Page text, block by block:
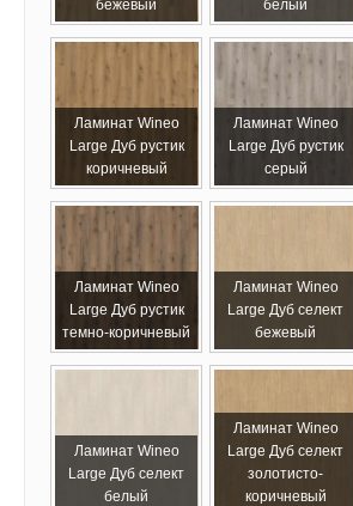
бежевый
белый
Ламинат Wineo
Large Дуб рустик
коричневый
Ламинат Wineo
Large Дуб рустик
серый
Ламинат Wineo
Large Дуб рустик
темно-коричневый
Ламинат Wineo
Large Дуб селект
бежевый
Ламинат Wineo
Large Дуб селект
белый
Ламинат Wineo
Large Дуб селект
золотисто-
коричневый